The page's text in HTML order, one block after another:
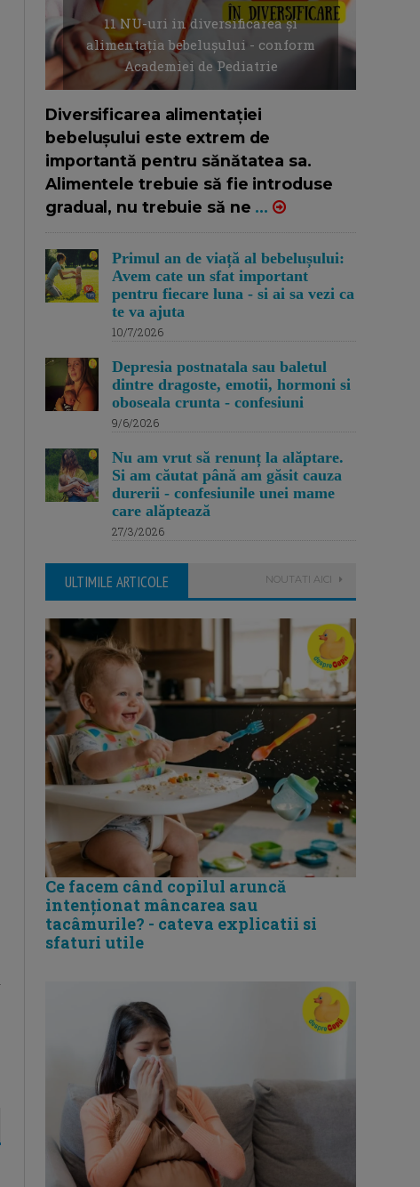
11 NU-uri in diversificarea și
alimentația bebelușului - conform
Academiei de Pediatrie
Diversificarea alimentației
bebelușului este extrem de
importantă pentru sănătatea sa.
Alimentele trebuie să fie introduse
gradual, nu trebuie să ne ...
Primul an de viață al bebelușului:
Avem cate un sfat important
pentru fiecare luna - si ai sa vezi ca
te va ajuta
10/7/2026
Depresia postnatala sau baletul
dintre dragoste, emotii, hormoni si
oboseala crunta - confesiuni
9/6/2026
Nu am vrut să renunț la alăptare.
Si am căutat până am găsit cauza
durerii - confesiunile unei mame
care alăptează
27/3/2026
ULTIMILE ARTICOLE NOUTATI AICI
Ce facem când copilul aruncă
intenționat mâncarea sau
tacâmurile? - cateva explicatii si
sfaturi utile